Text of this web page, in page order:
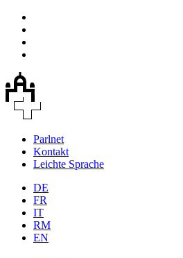
Parlnet
Kontakt
Leichte Sprache
DE
FR
IT
RM
EN